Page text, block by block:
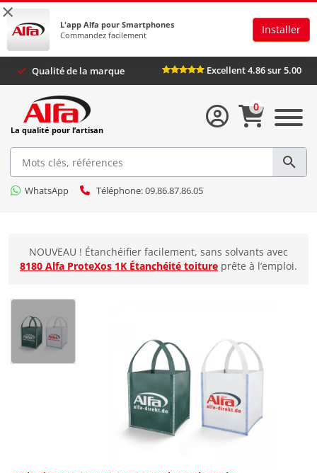
×
L'app Alfa pour Smartphones
Commandez facilement
Installer
Qualité de la marque Excellent 4.86
La qualité pour l’artisan
WhatsApp Téléphone: 09.86.87.86.05
0
NOUVEAU ! Étanchéifier facilement, sans solvants avec
8180 Alfa ProteXos 1K Étanchéité toiture prête à l’emploi.